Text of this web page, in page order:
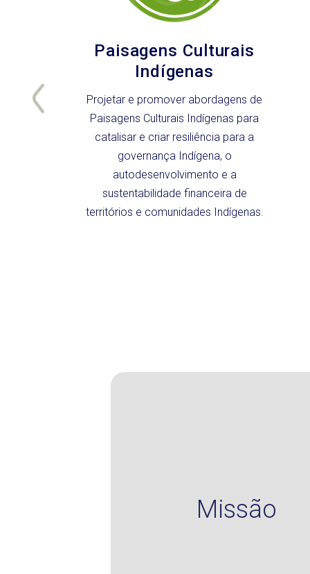
Paisagens Culturais
Indígenas
Projetar e promover abordagens de
Paisagens Culturais Indígenas para
catalisar e criar resiliência para a
governança Indígena, o
autodesenvolvimento e a
sustentabilidade financeira de
territórios e comunidades Indígenas.
Missão